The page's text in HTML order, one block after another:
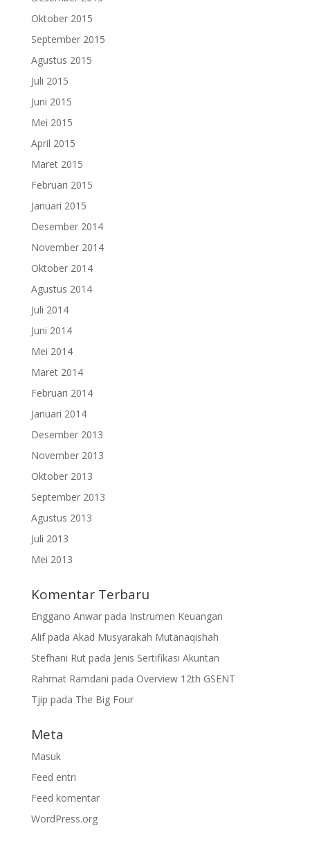
Oktober 2015
September 2015
Agustus 2015
Juli 2015
Juni 2015
Mei 2015
April 2015
Maret 2015
Februari 2015
Januari 2015
Desember 2014
November 2014
Oktober 2014
Agustus 2014
Juli 2014
Juni 2014
Mei 2014
Maret 2014
Februari 2014
Januari 2014
Desember 2013
November 2013
Oktober 2013
September 2013
Agustus 2013
Juli 2013
Mei 2013
Komentar Terbaru
Enggano Anwarpada Instrumen Keuangan
Alifpada Akad Musyarakah Mutanaqishah
Stefhani Rutpada Jenis Sertifikasi Akuntan
Rahmat Ramdani pada Overview 12th GSENT
Tjip pada The Big Four
Meta
Masuk
Feed entri
Feed komentar
WordPress.org